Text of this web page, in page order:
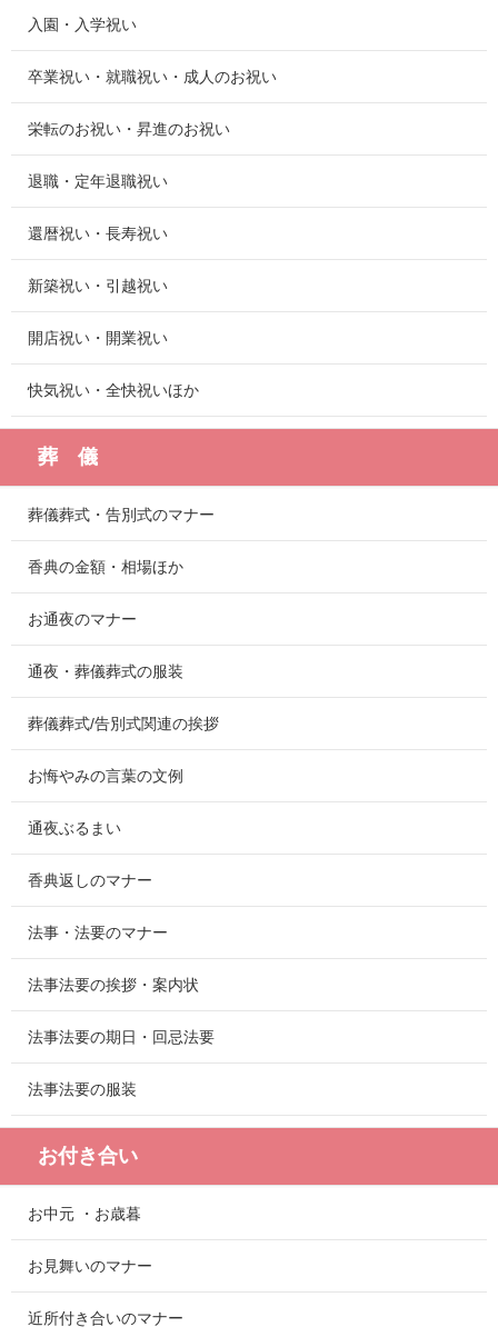
入園・入学祝い
卒業祝い・就職祝い・成人のお祝い
栄転のお祝い・昇進のお祝い
退職・定年退職祝い
還暦祝い・長寿祝い
新築祝い・引越祝い
開店祝い・開業祝い
快気祝い・全快祝いほか
葬 儀
葬儀葬式・告別式のマナー
香典の金額・相場ほか
お通夜のマナー
通夜・葬儀葬式の服装
葬儀葬式/告別式関連の挨拶
お悔やみの言葉の文例
通夜ぶるまい
香典返しのマナー
法事・法要のマナー
法事法要の挨拶・案内状
法事法要の期日・回忌法要
法事法要の服装
お付き合い
お中元 ・お歳暮
お見舞いのマナー
近所付き合いのマナー